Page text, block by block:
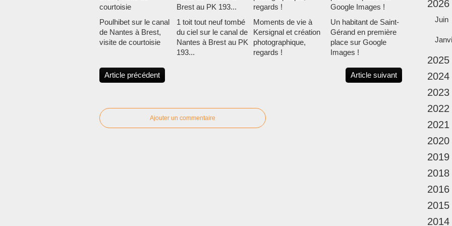
Poulhibet sur le canal
de Nantes à Brest,
visite de courtoisie
1 toit tout neuf tombé
du ciel sur le canal de
Nantes à Brest au PK
193...
Moments de vie à
Kersignal et création
photographique,
regards !
Un habitant de Saint-
Gérand en première
place sur Google
Images !
Article précédent Article suivant
Ajouter un commentaire
2026
Juin
2025
2024
2023
2022
2021
2020
2019
2018
2016
2015
2014